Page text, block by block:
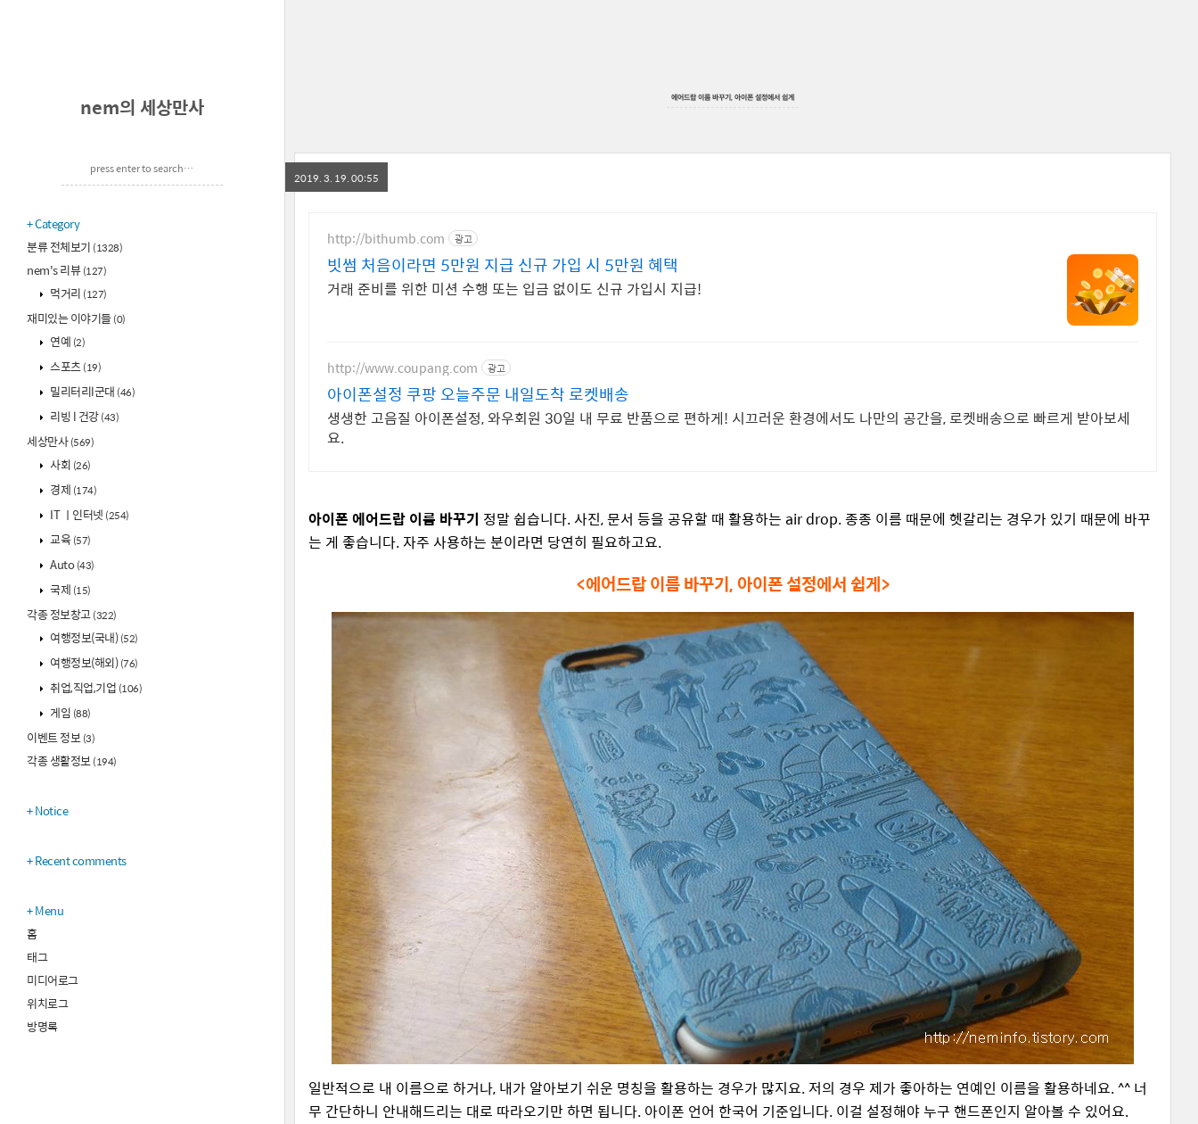
nem의 세상만사
Category
분류 전체보기 (1328)
nem's 리뷰(127)
먹거리 (127)
재미있는 이야기들(0)
연예 (2)
스포츠(19)
밀리터리l군대 (46)
리빙 l 건강(43)
세상만사(569)
사회 (26)
경제 (174)
IT ㅣ인터넷 (254)
교육(57)
Auto(43)
국제 (15)
각종 정보창고(322)
여행정보(국내)(52)
여행정보(해외)(76)
취업,직업,기업 (106)
게임 (88)
이벤트 정보(3)
각종 생활정보(194)
Notice
Recent comments
Menu
홈
태그
미디어로그
위치로그
방명록
에어드랍 이름 바꾸기, 아이폰 설정에서 쉽게
2019. 3. 19. 00:55
http://bithumb.com 광고
빗썸 처음이라면 5만원 지급 신규 가입 시 5만원 혜택
거래 준비를 위한 미션 수행 또는 입금 없이도 신규 가입시 지급!
http://www.coupang.com 광고
아이폰설정 쿠팡 오늘주문 내일도착 로켓배송
생생한 고음질 아이폰설정, 와우회원 30일 내 무료 반품으로 편하게! 시끄러운 환경에서도 나만의 공간을, 로켓배송으로 빠르게 받아보세
요.
아이폰 에어드랍 이름 바꾸기 정말 쉽습니다. 사진, 문서 등을 공유할 때 활용하는 air drop. 종종 이름 때문에 헷갈리는 경우가 있기 때문에 바꾸
는 게 좋습니다. 자주 사용하는 분이라면 당연히 필요하고요.
<에어드랍 이름 바꾸기, 아이폰 설정에서 쉽게>
일반적으로 내 이름으로 하거나, 내가 알아보기 쉬운 명칭을 활용하는 경우가 많지요. 저의 경우 제가 좋아하는 연예인 이름을 활용하네요. ^^ 너
무 간단하니 안내해드리는 대로 따라오기만 하면 됩니다. 아이폰 언어 한국어 기준입니다. 이걸 설정해야 누구 핸드폰인지 알아볼 수 있어요.